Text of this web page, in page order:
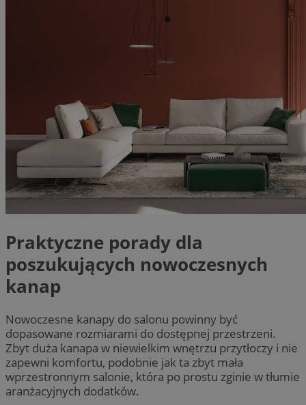
Praktyczne porady dla
poszukujących nowoczesnych
kanap
Nowoczesne kanapy do salonu powinny być
dopasowane rozmiarami do dostępnej przestrzeni.
Zbyt duża kanapa w niewielkim wnętrzu przytłoczy i nie
zapewni komfortu, podobnie jak ta zbyt mała
wprzestronnym salonie, która po prostu zginie w tłumie
aranżacyjnych dodatków.